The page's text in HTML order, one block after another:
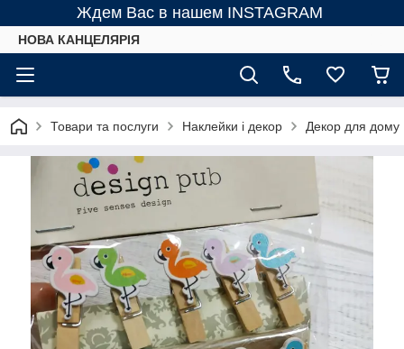
Ждем Вас в нашем INSTAGRAM
НОВА КАНЦЕЛЯРІЯ
Товари та послуги Наклейки і декор Декор для дому